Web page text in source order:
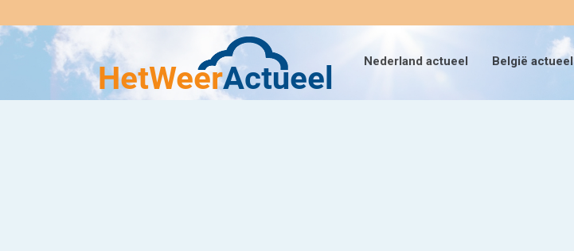
Nederland actueel België actueel